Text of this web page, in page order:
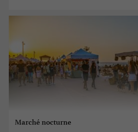
Marché nocturne